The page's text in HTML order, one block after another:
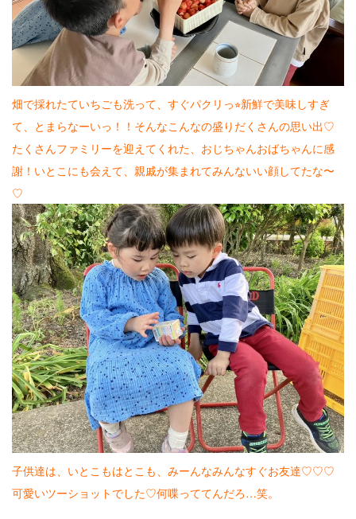
畑で採れたていちごも洗って、すぐパクリっ⭐︎新鮮で美味しすぎ
て、とまらなーいっ！！そんなこんなの盛りだくさんの思い出♡
たくさんファミリーを迎えてくれた、おじちゃんおばちゃんに感
謝！いとこにも会えて、親戚が集まれてみんないい顔してたな〜
♡
子供達は、いとこもはとこも、みーんなみんなすぐお友達♡♡♡
可愛いツーショットでした♡何喋っててんだろ…笑。